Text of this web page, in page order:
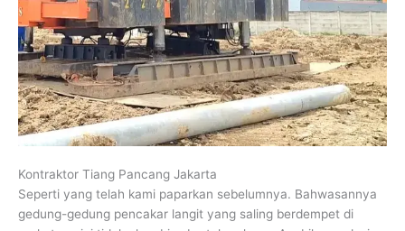
Kontraktor Tiang Pancang Jakarta
Seperti yang telah kami paparkan sebelumnya. Bahwasannya
gedung-gedung pencakar langit yang saling berdempet di